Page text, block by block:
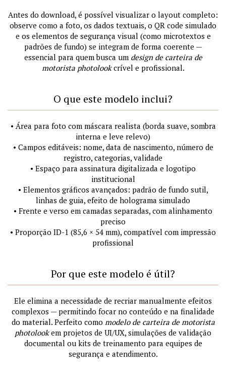
Antes do download, é possível visualizar o layout completo:
observe como a foto, os dados textuais, o QR code simulado
e os elementos de segurança visual (como microtextos e
padrões de fundo) se integram de forma coerente —
essencial para quem busca um design de carteira de
motorista photolookcrível e profissional.
O que este modelo inclui?
• Área para foto com máscara realista (borda suave, sombra
interna e leve relevo)
• Campos editáveis: nome, data de nascimento, número de
registro, categorias, validade
• Espaço para assinatura digitalizada e logotipo
institucional
• Elementos gráficos avançados: padrão de fundo sutil,
linhas de guia, efeito de holograma simulado
• Frente e verso em camadas separadas, com alinhamento
preciso
• Proporção ID-1 (85,6 × 54 mm), compatível com impressão
profissional
Por que este modelo é útil?
Ele elimina a necessidade de recriar manualmente efeitos
complexos — permitindo focar no conteúdo e na finalidade
do material. Perfeito como modelo de carteira de motorista
photolookem projetos de UI/UX, simulações de validação
documental ou kits de treinamento para equipes de
segurança e atendimento.